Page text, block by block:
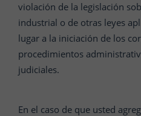
violación de la legislación
industrial o de otras leyes
lugar a la iniciación de los
procedimientos
judiciales.
En el caso de que usted